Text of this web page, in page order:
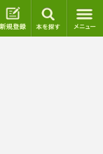
ログイン 新規登録